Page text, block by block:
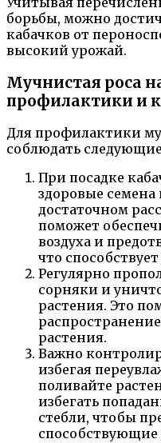
борьбы, можно
кабачков от
высокий урожай.
Мучнистая роса
профилактики и
Для профилактики
соблюдать
При посадке
здоровые семена
достаточном
поможет
воздуха и
что
Регулярно
сорняки и
растения. Это
растения.
Важно
избегая
поливайте
избегать
стебли, чтобы